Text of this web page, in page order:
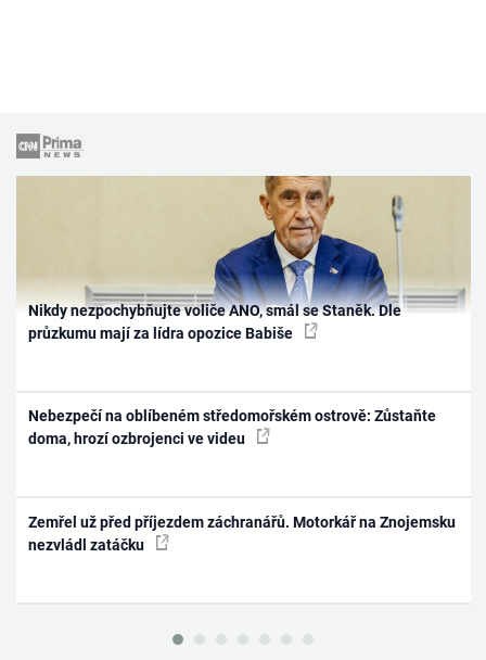
Nikdy nezpochybňujte voliče ANO, smál se Staněk. Dle
průzkumu mají za lídra opozice Babiše
Nebezpečí na oblíbeném středomořském ostrově: Zůstaňte
doma, hrozí ozbrojenci ve videu
Zemřel už před příjezdem záchranářů. Motorkář na Znojemsku
nezvládl zatáčku